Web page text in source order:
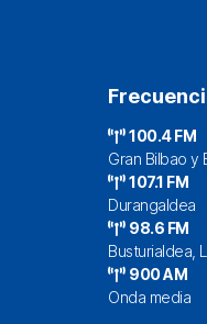
100.4 FM
Gran Bilbao y
107.1 FM
Durangaldea
98.6 FM
Busturialdea,
900 AM
Onda media